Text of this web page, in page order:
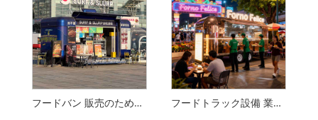
フードバン 販売のための中古フードトラック 移動式キッチンケータリングフードトレーラー フードトラック フードトラック設備 業務用厨房機器 ケータリング移動式フードトレーラー フードトラック